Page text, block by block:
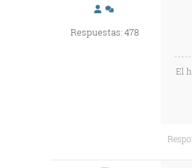
Respuestas: 478
El